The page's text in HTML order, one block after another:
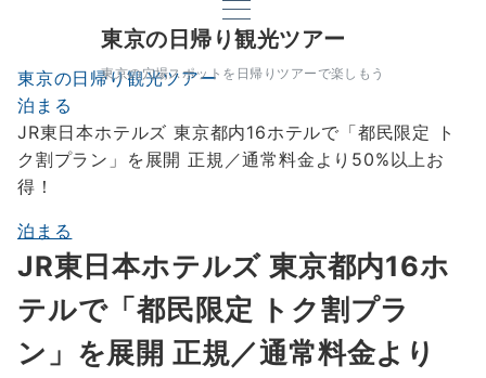
東京の日帰り観光ツアー
東京の穴場スポットを日帰りツアーで楽しもう
東京の日帰り観光ツアー
泊まる
JR東日本ホテルズ 東京都内16ホテルで「都民限定 ト
ク割プラン」を展開 正規／通常料金より50%以上お
得！
泊まる
JR東日本ホテルズ 東京都内16ホ
テルで「都民限定 トク割プラ
ン」を展開 正規／通常料金より